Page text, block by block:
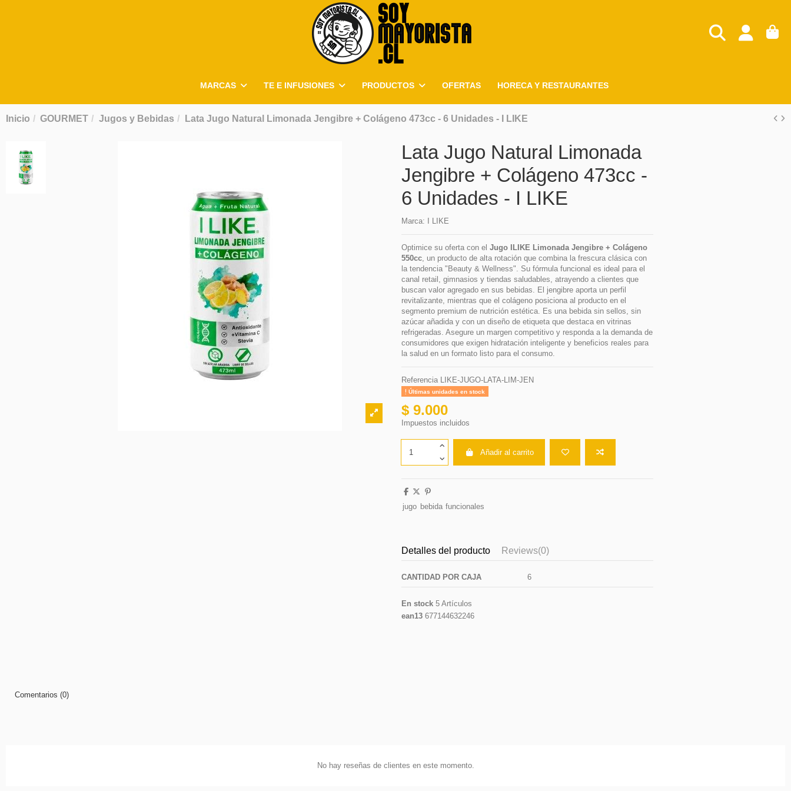
MARCAS TE E INFUSIONES PRODUCTOS OFERTAS HORECA Y RESTAURANTES
Inicio GOURMET Jugos y Bebidas Lata Jugo Natural Limonada Jengibre + Colágeno 473cc - 6 Unidades - I LIKE
Lata Jugo Natural Limonada
Jengibre + Colágeno 473cc -
6 Unidades - I LIKE
Marca: I LIKE
Optimice su oferta con el Jugo ILIKE Limonada Jengibre + Colágeno
550cc, un producto de alta rotación que combina la frescura clásica con
la tendencia "Beauty & Wellness". Su fórmula funcional es ideal para el
canal retail, gimnasios y tiendas saludables, atrayendo a clientes que
buscan valor agregado en sus bebidas. El jengibre aporta un perfil
revitalizante, mientras que el colágeno posiciona al producto en el
segmento premium de nutrición estética. Es una bebida sin sellos, sin
azúcar añadida y con un diseño de etiqueta que destaca en vitrinas
refrigeradas. Asegure un margen competitivo y responda a la demanda de
consumidores que exigen hidratación inteligente y beneficios reales para
la salud en un formato listo para el consumo.
Referencia LIKE-JUGO-LATA-LIM-JEN
Últimas unidades en stock
$ 9.000
Impuestos incluidos
Añadir al carrito
jugo bebida funcionales
Detalles del producto Reviews(0)
CANTIDAD POR CAJA 6
En stock 5 Artículos
ean13 677144632246
Comentarios (0)
No hay reseñas de clientes en este momento.